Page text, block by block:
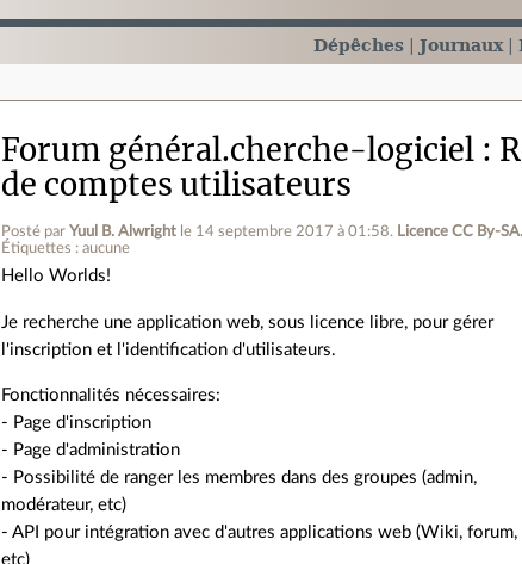
Dépêches Journaux
Forum général.cherche-logiciel
de comptes utilisateurs
Posté par Yuul B. Alwright le 14 septembre 2017 à 01:58. Licence CC By‑SA.
Étiquettes : aucune
Hello Worlds!
Je recherche une application web, sous licence libre, pour gérer
l'inscription et l'identification d'utilisateurs.
Fonctionnalités nécessaires:
- Page d'inscription
- Page d'administration
- Possibilité de ranger les membres dans des groupes (admin,
modérateur, etc)
- API pour intégration avec d'autres applications web (Wiki, forum,
etc)